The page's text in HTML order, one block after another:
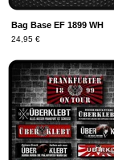
Bag Base EF 1899 WH
24,95 €